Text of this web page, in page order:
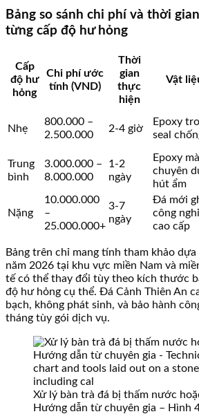
Bảng so sánh chi phí và thời
từng cấp độ hư hỏng
Cấp
độ hư
hỏng
Chi phí ước
tính (VND)
Thời
gian
thực
hiện
Vật
Nhẹ
800.000 –
2.500.000
2-4 giờ
Epoxy
seal
Trung
bình
3.000.000 –
8.000.000
1-2
ngày
Epoxy
chuyên
hút ẩm
Nặng
10.000.000
–
25.000.000+
3-7
ngày
Đá mới
công
cao cấp
Bảng trên chỉ mang tính tham khảo
năm 2026 tại khu vực miền Nam và
tế có thể thay đổi tùy theo kích thước
độ hư hỏng cụ thể. Đá Cảnh Thiên An
bạch, không phát sinh, và bảo hành
tháng tùy gói dịch vụ.
Xử lý bàn trà đá bị thấm nước
Hướng dẫn từ chuyên gia – Hình